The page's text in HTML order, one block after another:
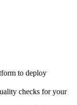
to deploy
checks for your